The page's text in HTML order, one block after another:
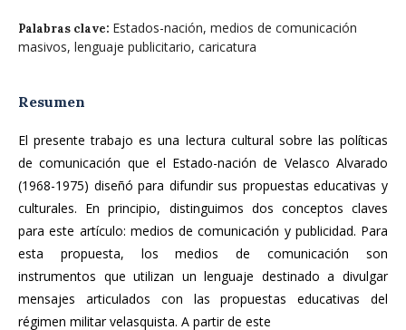
Palabras clave: Estados-nación, medios de comunicación
masivos, lenguaje publicitario, caricatura
Resumen
El presente trabajo es una lectura cultural sobre las políticas
de comunicación que el Estado-nación de Velasco Alvarado
(1968-1975) diseñó para difundir sus propuestas educativas y
culturales. En principio, distinguimos dos conceptos claves
para este artículo: medios de comunicación y publicidad. Para
esta propuesta, los medios de comunicación son
instrumentos que utilizan un lenguaje destinado a divulgar
mensajes articulados con las propuestas educativas del
régimen militar velasquista. A partir de este